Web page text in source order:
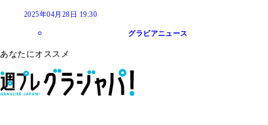
2025年04月28日 19:30
グラビアニュース
あなたにオススメ